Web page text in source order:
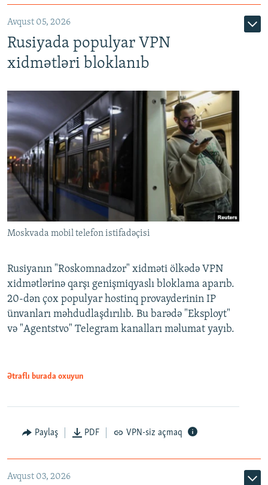
Avqust 05, 2026
Rusiyada populyar VPN
xidmətləri bloklanıb
Moskvada mobil telefon istifadəçisi
Rusiyanın "Roskomnadzor" xidməti ölkədə VPN
xidmətlərinə qarşı genişmiqyaslı bloklama aparıb.
20-dən çox populyar hostinq provayderinin IP
ünvanları məhdudlaşdırılıb. Bu barədə "Eksployt"
və "Agentstvo" Telegram kanalları məlumat yayıb.
Ətraflı burada oxuyun
Paylaş PDF VPN-siz açmaq
Avqust 03, 2026